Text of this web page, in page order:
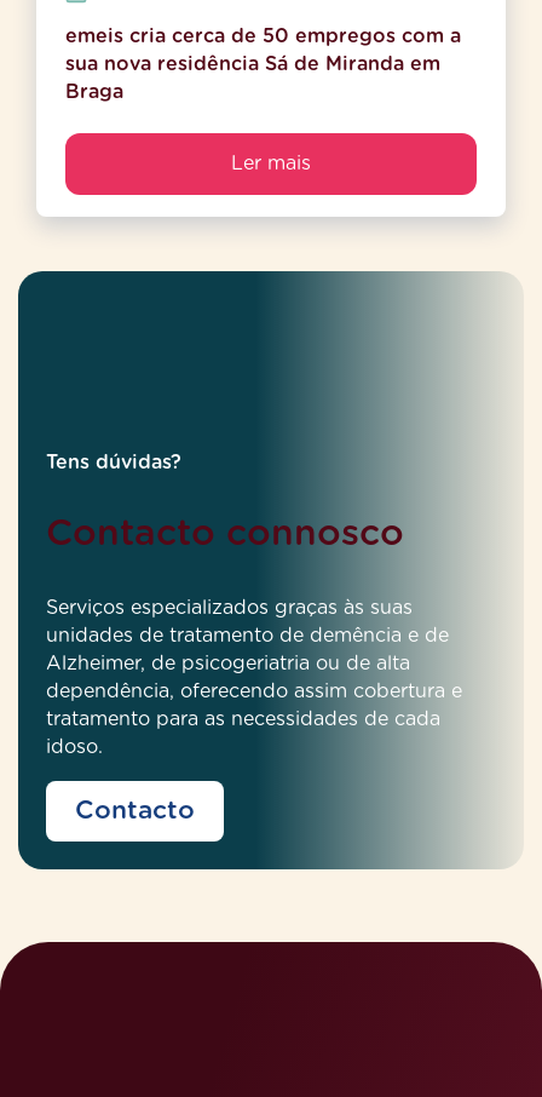
emeis cria cerca de 50 empregos com a
sua nova residência Sá de Miranda em
Braga
Ler mais
Tens dúvidas?
Contacto connosco
Serviços especializados graças às suas
unidades de tratamento de demência e de
Alzheimer, de psicogeriatria ou de alta
dependência, oferecendo assim cobertura e
tratamento para as necessidades de cada
idoso.
Contacto